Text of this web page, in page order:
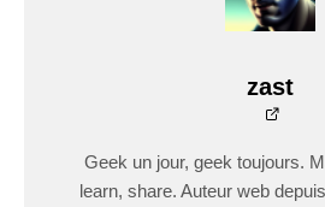
zast
Geek un jour, geek toujours.
learn, share. Auteur web